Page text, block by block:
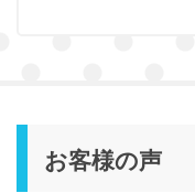
お客様の声